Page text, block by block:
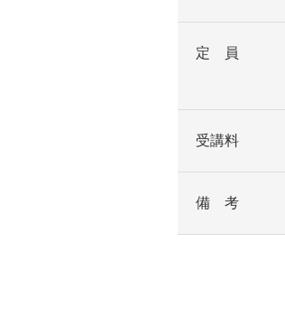
定 員
受講料
備 考